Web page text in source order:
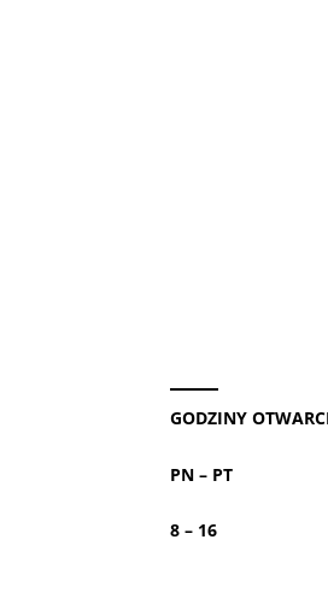
GODZINY
PN – PT
8 – 16